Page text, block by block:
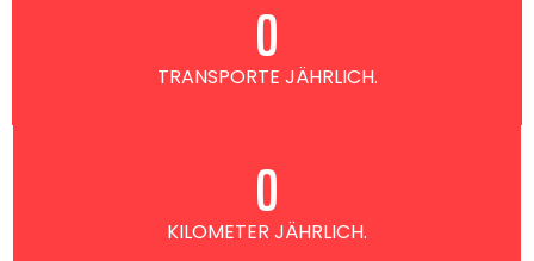
TRANSPORTE JÄHRLICH.
0
KILOMETER JÄHRLICH.
0